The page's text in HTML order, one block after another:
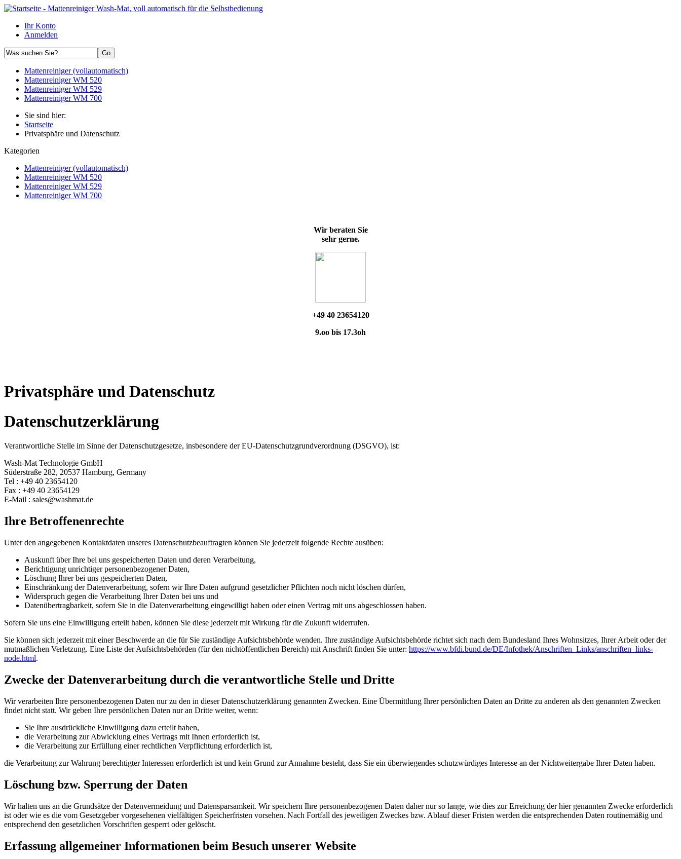
Ihr Konto
Anmelden
Mattenreiniger (vollautomatisch)
Mattenreiniger WM 520
Mattenreiniger WM 529
Mattenreiniger WM 700
Sie sind hier:
Startseite
Privatsphäre und Datenschutz
Kategorien
Mattenreiniger (vollautomatisch)
Mattenreiniger WM 520
Mattenreiniger WM 529
Mattenreiniger WM 700
Wir beraten Sie
sehr gerne.
+49 40 23654120
9.oo bis 17.3oh
Privatsphäre und Datenschutz
Datenschutzerklärung
Verantwortliche Stelle im Sinne der Datenschutzgesetze, insbesondere der EU-Datenschutzgrundverordnung (DSGVO), ist:
Wash-Mat Technologie GmbH
Süderstraße 282, 20537 Hamburg, Germany
Tel : +49 40 23654120
Fax : +49 40 23654129
E-Mail : sales@washmat.de
Ihre Betroffenenrechte
Unter den angegebenen Kontaktdaten unseres Datenschutzbeauftragten können Sie jederzeit folgende Rechte ausüben:
Auskunft über Ihre bei uns gespeicherten Daten und deren Verarbeitung,
Berichtigung unrichtiger personenbezogener Daten,
Löschung Ihrer bei uns gespeicherten Daten,
Einschränkung der Datenverarbeitung, sofern wir Ihre Daten aufgrund gesetzlicher Pflichten noch nicht löschen dürfen,
Widerspruch gegen die Verarbeitung Ihrer Daten bei uns und
Datenübertragbarkeit, sofern Sie in die Datenverarbeitung eingewilligt haben oder einen Vertrag mit uns abgeschlossen haben.
Sofern Sie uns eine Einwilligung erteilt haben, können Sie diese jederzeit mit Wirkung für die Zukunft widerrufen.
Sie können sich jederzeit mit einer Beschwerde an die für Sie zuständige Aufsichtsbehörde wenden. Ihre zuständige Aufsichtsbehörde richtet sich nach dem Bundesland Ihres Wohnsitzes, Ihrer Arbeit oder der
mutmaßlichen Verletzung. Eine Liste der Aufsichtsbehörden (für den nichtöffentlichen Bereich) mit Anschrift finden Sie unter: https://www.bfdi.bund.de/DE/Infothek/Anschriften_Links/anschriften_links-
node.html.
Zwecke der Datenverarbeitung durch die verantwortliche Stelle und Dritte
Wir verarbeiten Ihre personenbezogenen Daten nur zu den in dieser Datenschutzerklärung genannten Zwecken. Eine Übermittlung Ihrer persönlichen Daten an Dritte zu anderen als den genannten Zwecken
findet nicht statt. Wir geben Ihre persönlichen Daten nur an Dritte weiter, wenn:
Sie Ihre ausdrückliche Einwilligung dazu erteilt haben,
die Verarbeitung zur Abwicklung eines Vertrags mit Ihnen erforderlich ist,
die Verarbeitung zur Erfüllung einer rechtlichen Verpflichtung erforderlich ist,
die Verarbeitung zur Wahrung berechtigter Interessen erforderlich ist und kein Grund zur Annahme besteht, dass Sie ein überwiegendes schutzwürdiges Interesse an der Nichtweitergabe Ihrer Daten haben.
Löschung bzw. Sperrung der Daten
Wir halten uns an die Grundsätze der Datenvermeidung und Datensparsamkeit. Wir speichern Ihre personenbezogenen Daten daher nur so lange, wie dies zur Erreichung der hier genannten Zwecke erforderlich
ist oder wie es die vom Gesetzgeber vorgesehenen vielfältigen Speicherfristen vorsehen. Nach Fortfall des jeweiligen Zweckes bzw. Ablauf dieser Fristen werden die entsprechenden Daten routinemäßig und
entsprechend den gesetzlichen Vorschriften gesperrt oder gelöscht.
Erfassung allgemeiner Informationen beim Besuch unserer Website